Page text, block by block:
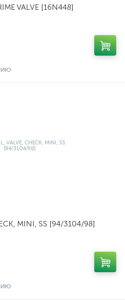
VALVE [16N448]
MINI, SS [94/3104/98]